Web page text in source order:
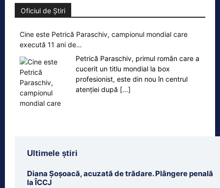
Oficiul de Știri
Cine este Petrică Paraschiv, campionul mondial care
execută 11 ani de…
Petrică Paraschiv, primul român care a
cucerit un titlu mondial la box
profesionist, este din nou în centrul
atenției după [...]
Ultimele știri
Diana Șoșoacă, acuzată de trădare. Plângere penală
la ÎCCJ